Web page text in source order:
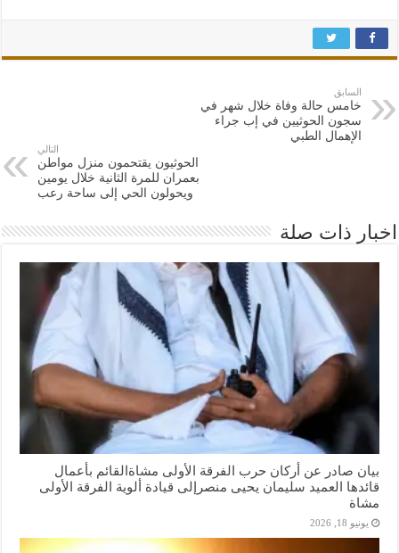
السابق
خامس حالة وفاة خلال شهر في
سجون الحوثيين في إب جراء
الإهمال الطبي
التالي
الحوثيون يقتحمون منزل مواطن
بعمران للمرة الثانية خلال يومين
ويحولون الحي إلى ساحة رعب
اخبار ذات صلة
بيان صادر عن أركان حرب الفرقة الأولى مشاةالقائم بأعمال
قائدها العميد سليمان يحيى منصرإلى قيادة ألوية الفرقة الأولى
مشاة
يونيو 18, 2026